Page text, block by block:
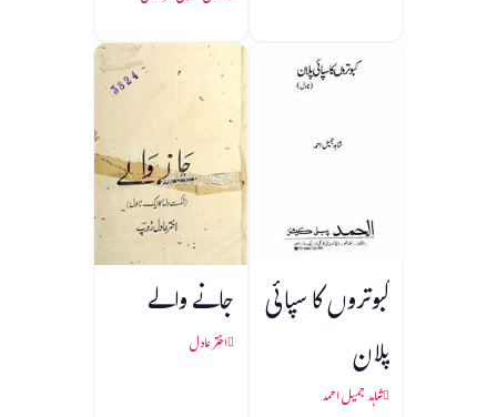
کبوتروں کا سپائی
پلان
شاہد جمیل احمد
جانے والے
اختر عادل